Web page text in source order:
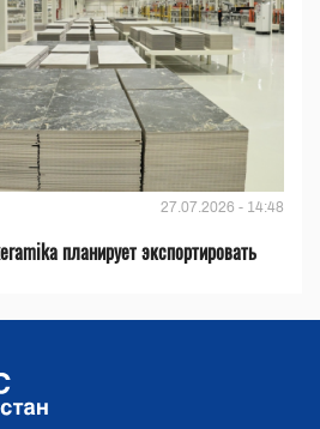
27.07.2026 - 14:48
планирует экспортировать